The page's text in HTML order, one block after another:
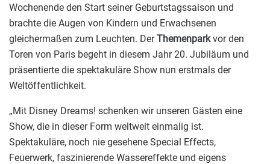
Wochenende den Start seiner Geburtstagssaison und
brachte die Augen von Kindern und Erwachsenen
gleichermaßen zum Leuchten. DerThemenparkvor den
Toren von Paris begeht in diesem Jahr 20. Jubiläum und
präsentierte die spektakuläre Show nun erstmals der
Weltöffentlichkeit.
„Mit Disney Dreams! schenken wir unseren Gästen eine
Show, die in dieser Form weltweit einmalig ist.
Spektakuläre, noch nie gesehene Special Effects,
Feuerwerk, faszinierende Wassereffekte und eigens